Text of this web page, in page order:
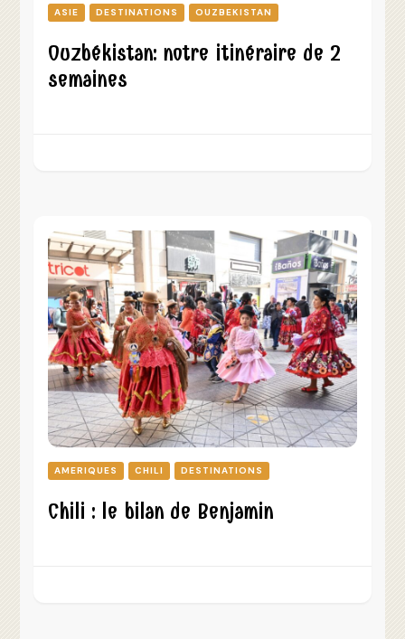
ASIE DESTINATIONS OUZBEKISTAN
Ouzbékistan: notre itinéraire de 2
semaines
AMERIQUES CHILI DESTINATIONS
Chili : le bilan de Benjamin